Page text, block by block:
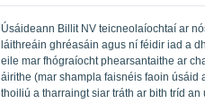
Úsáideann Billit NV teicneolaíochtaí ar
láithreáin ghréasáin agus ní féidir iad a
eile mar fhógraíocht phearsantaithe ar
áirithe (mar shampla faisnéis faoin úsáid
thoiliú a tharraingt siar tráth ar bith tríd